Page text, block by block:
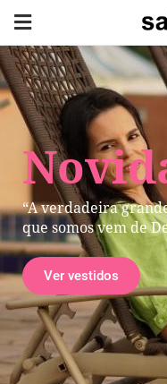
“A verdadeira
que somos vem de
Ver vestidos